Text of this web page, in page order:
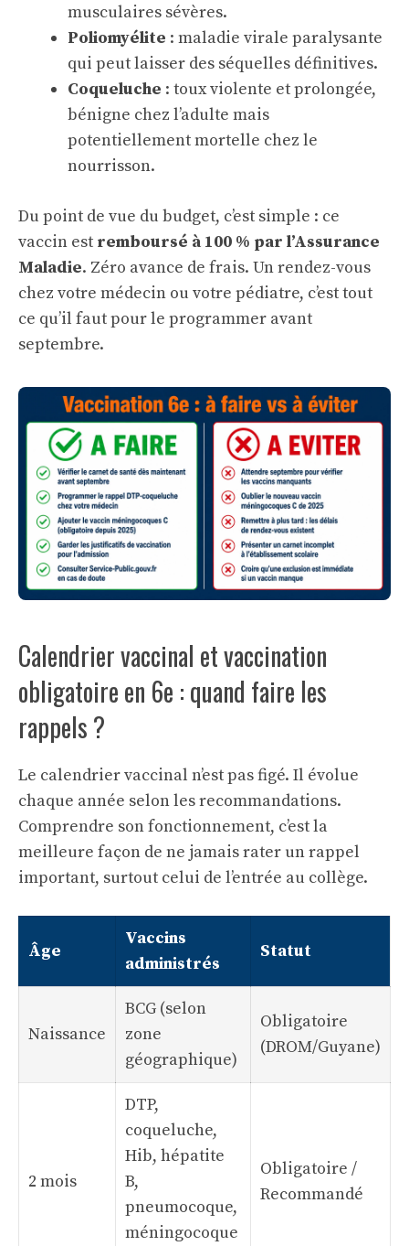
musculaires sévères.
Poliomyélite : maladie virale paralysante
qui peut laisser des séquelles définitives.
Coqueluche : toux violente et prolongée,
bénigne chez l’adulte mais
potentiellement mortelle chez le
nourrisson.
Du point de vue du budget, c’est simple : ce
vaccin est remboursé à 100 % par l’Assurance
Maladie. Zéro avance de frais. Un rendez-vous
chez votre médecin ou votre pédiatre, c’est tout
ce qu’il faut pour le programmer avant
septembre.
Calendrier vaccinal et vaccination
obligatoire en 6e : quand faire les
rappels ?
Le calendrier vaccinal n’est pas figé. Il évolue
chaque année selon les recommandations.
Comprendre son fonctionnement, c’est la
meilleure façon de ne jamais rater un rappel
important, surtout celui de l’entrée au collège.
Âge
Vaccins
administrés
Statut
Naissance
BCG (selon
zone
géographique)
Obligatoire
(DROM/Guyane)
2 mois
DTP,
coqueluche,
Hib, hépatite
B,
pneumocoque,
méningocoque
Obligatoire /
Recommandé